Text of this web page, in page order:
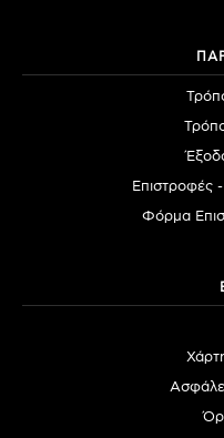
Επιστροφές
Φόρμα